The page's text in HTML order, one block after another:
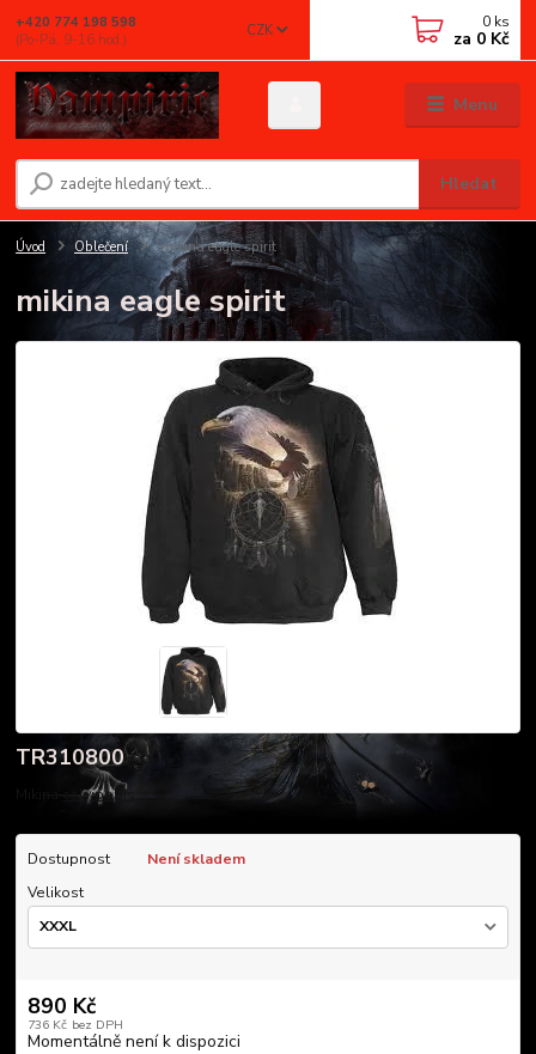
Menu
CZK
Hledat
+420 774 198 598
(Po-Pá, 9-16 hod.)
0 ks
za 0 Kč
Úvod Oblečení mikina eagle spirit
mikina eagle spirit
TR310800
celý popis
Dostupnost
Není skladem
Velikost
890 Kč
736 Kč bez DPH
Momentálně není k dispozici